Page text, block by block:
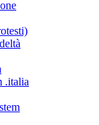
.italia